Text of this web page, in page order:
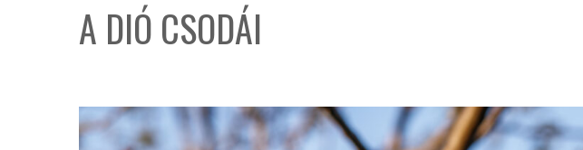
A DIÓ CSODÁI